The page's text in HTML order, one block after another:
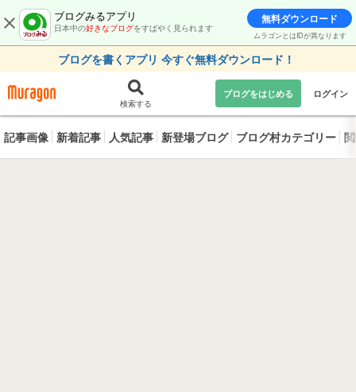
ブログみるアプリ
日本中の好きなブログをすばやく見られます
無料ダウンロード
ムラゴンとはIDが異なります
ブログを書くアプリ 今すぐ無料ダウンロード！
検索する
ブログをはじめる ログイン
記事画像 新着記事 人気記事 新登場ブログ ブログ村カテゴリー